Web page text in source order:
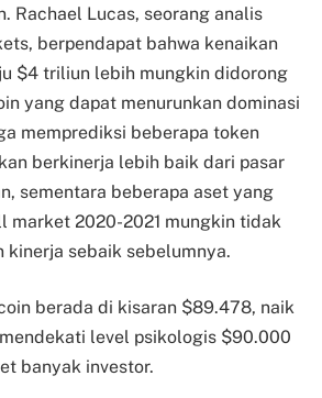
Rachael Lucas, seorang analis
berpendapat bahwa kenaikan
$4 triliun lebih mungkin didorong
yang dapat menurunkan dominasi
memprediksi beberapa token
berkinerja lebih baik dari pasar
sementara beberapa aset yang
market 2020-2021 mungkin tidak
kinerja sebaik sebelumnya.
berada di kisaran $89.478, naik
mendekati level psikologis $90.000
banyak investor.